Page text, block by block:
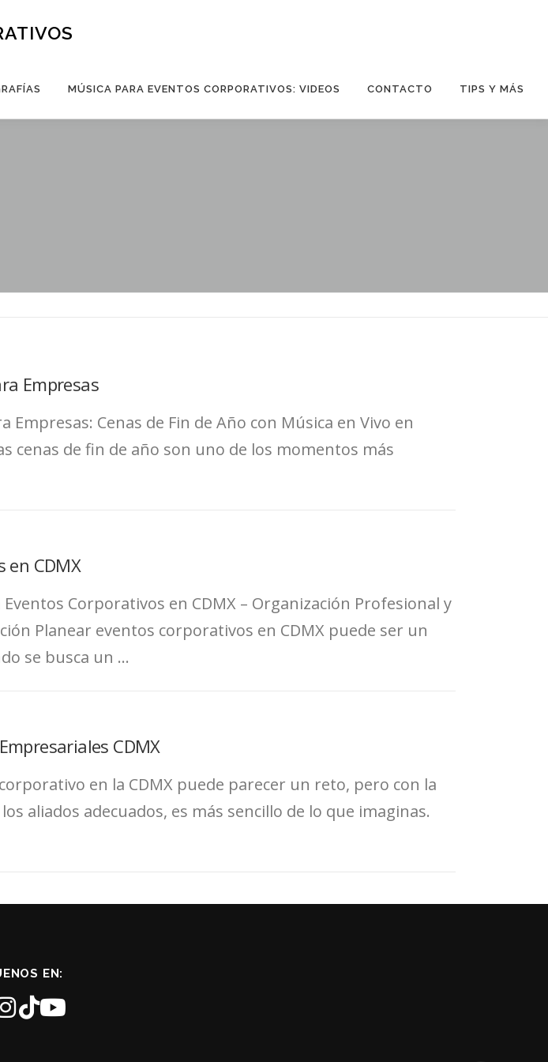
MÚSICA PARA EVENTOS CORPORATIVOS: VIDEOS CONTACTO TIPS Y MÁS
Empresas
Empresas: Cenas de Fin de Año con Música en Vivo en
cenas de fin de año son uno de los momentos más
en CDMX
Corporativos en CDMX – Organización Profesional y
Planear eventos corporativos en CDMX puede ser un
se busca un …
CDMX
en la CDMX puede parecer un reto, pero con la
aliados adecuados, es más sencillo de lo que imaginas.
EN: